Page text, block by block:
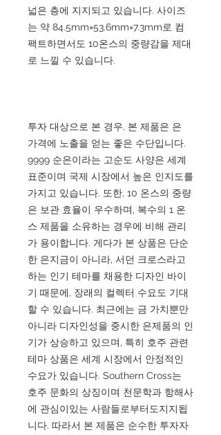
넓은 층에 지지되고 있습니다. 사이즈
는 약 84.5mm×53.6mm×7.3mm로 컴
팩트하면서도 10온스의 중량감을 제대
로 느낄 수 있습니다.
투자 대상으로 본 경우, 본 제품은 은
가격에 노출을 얻는 좋은 수단입니다.
9999 순은이라는 고순도 사양은 세계
표준이며 국제 시장에서 높은 인지도를
가지고 있습니다. 또한, 10 온스의 중량
은 보관 효율이 우수하며, 복수의 1 온
스 제품을 소유하는 경우에 비해 관리
가 용이합니다. 게다가 본 상품은 단순
한 은지금이 아니라, 서던 크로스라고
하는 인기 테마를 채용한 디자인 바이
기 때문에, 장래의 컬렉터 수요도 기대
할 수 있습니다. 최근에는 금 가치뿐만
아니라 디자인성을 중시한 은제품의 인
기가 상승하고 있으며, 특히 호주 관련
테마 상품은 세계 시장에서 안정적인
수요가 있습니다. Southern Cross는
호주 문화의 상징이며 천문학과 항해사
에 관심이있는 사람들로부터도지지됩
니다. 따라서 본 제품은 순수한 투자자